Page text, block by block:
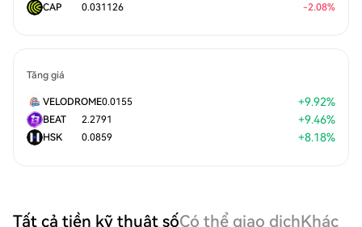
CAP
0.031126 -2.08%
Tăng giá
VELODROME0.0155 +9.92%
BEAT 2.2791 +9.46%
HSK 0.0859 +8.18%
Tất cả tiền kỹ thuật sốCó thể giao dịchKhác